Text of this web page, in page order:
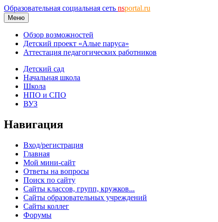
Образовательная социальная сеть nsportal.ru
Меню
Обзор возможностей
Детский проект «Алые паруса»
Аттестация педагогических работников
Детский сад
Начальная школа
Школа
НПО и СПО
ВУЗ
Навигация
Вход/регистрация
Главная
Мой мини-сайт
Ответы на вопросы
Поиск по сайту
Сайты классов, групп, кружков...
Сайты образовательных учреждений
Сайты коллег
Форумы